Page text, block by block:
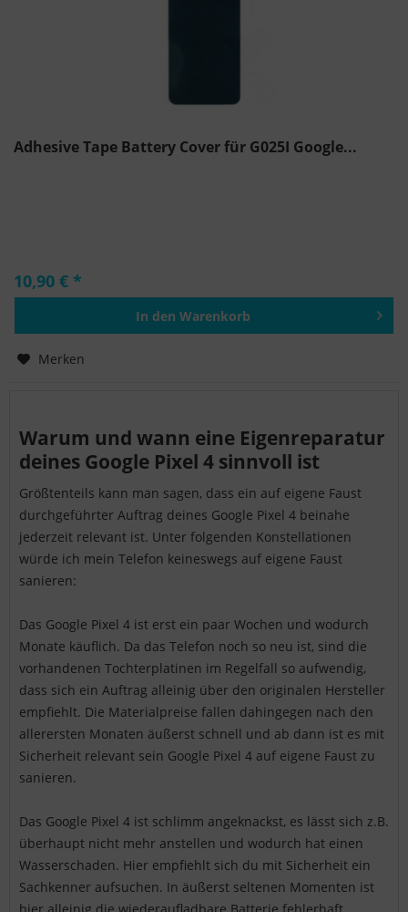
Adhesive Tape Battery Cover für G025I Google...
10,90 € *
In den Warenkorb
Merken
Warum und wann eine Eigenreparatur
deines Google Pixel 4 sinnvoll ist
Größtenteils kann man sagen, dass ein auf eigene Faust
durchgeführter Auftrag deines Google Pixel 4 beinahe
jederzeit relevant ist. Unter folgenden Konstellationen
würde ich mein Telefon keineswegs auf eigene Faust
sanieren:
Das Google Pixel 4 ist erst ein paar Wochen und wodurch
Monate käuflich. Da das Telefon noch so neu ist, sind die
vorhandenen Tochterplatinen im Regelfall so aufwendig,
dass sich ein Auftrag alleinig über den originalen Hersteller
empfiehlt. Die Materialpreise fallen dahingegen nach den
allerersten Monaten äußerst schnell und ab dann ist es mit
Sicherheit relevant sein Google Pixel 4 auf eigene Faust zu
sanieren.
Das Google Pixel 4 ist schlimm angeknackst, es lässt sich z.B.
überhaupt nicht mehr anstellen und wodurch hat einen
Wasserschaden. Hier empfiehlt sich du mit Sicherheit ein
Sachkenner aufsuchen. In äußerst seltenen Momenten ist